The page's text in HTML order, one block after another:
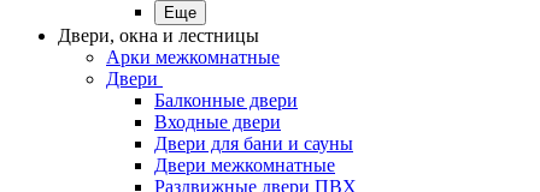
Еще
Двери, окна и лестницы
Арки межкомнатные
Двери
Балконные двери
Входные двери
Двери для бани и сауны
Двери межкомнатные
Раздвижные двери ПВХ